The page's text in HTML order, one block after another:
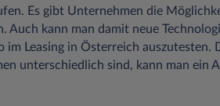
Es gibt Unternehmen die
Auch kann man damit neue
im Leasing in Österreich auszutesten.
unterschiedlich sind, kann man ein